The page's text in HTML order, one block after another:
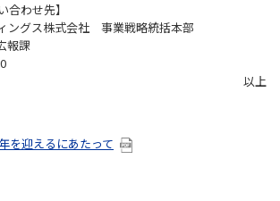
合わせ先】
ングス株式会社 事業戦略統括本部
報課
以上
を迎えるにあたって